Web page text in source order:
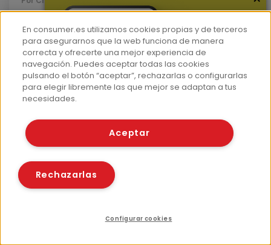
Bienestar Entrevista
Jaime Gállego, coordinador del Grupo de
Estudio de Enfermedades Cerebrovasculares
de la Sociedad Española de Neurología (SEN)
Por Clara Bassi 29 Oct 2013
Cigarrillos electrónicos, ¿tan inocuos como
En consumer.es utilizamos cookies propias y de terceros
para asegurarnos que la web funciona de manera
correcta y ofrecerte una mejor experiencia de
navegación. Puedes aceptar todas las cookies
pulsando el botón “aceptar”, rechazarlas o configurarlas
para elegir libremente las que mejor se adaptan a tus
necesidades.
Aceptar
Rechazarlas
Configurar cookies